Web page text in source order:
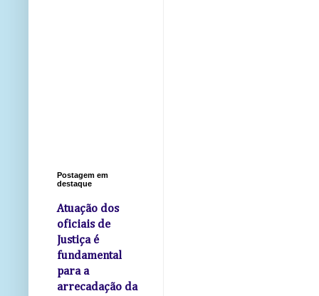
Postagem em
destaque
Atuação dos
oficiais de
Justiça é
fundamental
para a
arrecadação da